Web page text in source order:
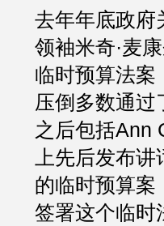
去年年底政府
领袖米奇·麦
临时预算法案
压倒多数通过
之后包括Ann
上先后发布
的临时预算案
签署这个临时